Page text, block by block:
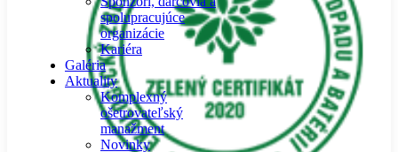
spolupracujúce
organizácie
Kariéra
Galéria
Aktuality
Komplexný
ošetrovateľský
manažment
Novinky